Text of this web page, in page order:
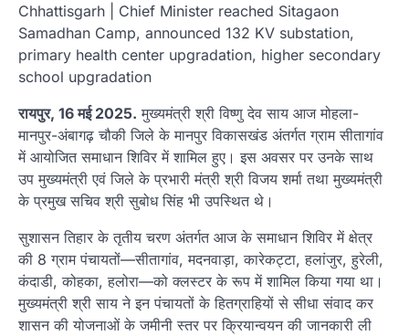
Chhattisgarh | Chief Minister reached Sitagaon
Samadhan Camp, announced 132 KV substation,
primary health center upgradation, higher secondary
school upgradation
रायपुर, 16 मई 2025. मुख्यमंत्री श्री विष्णु देव साय आज मोहला-
मानपुर-अंबागढ़ चौकी जिले के मानपुर विकासखंड अंतर्गत ग्राम सीतागांव
में आयोजित समाधान शिविर में शामिल हुए। इस अवसर पर उनके साथ
उप मुख्यमंत्री एवं जिले के प्रभारी मंत्री श्री विजय शर्मा तथा मुख्यमंत्री
के प्रमुख सचिव श्री सुबोध सिंह भी उपस्थित थे।
सुशासन तिहार के तृतीय चरण अंतर्गत आज के समाधान शिविर में क्षेत्र
की 8 ग्राम पंचायतों—सीतागांव, मदनवाड़ा, कारेकट्टा, हलांजुर, हुरेली,
कंदाडी, कोहका, हलोरा—को क्लस्टर के रूप में शामिल किया गया था।
मुख्यमंत्री श्री साय ने इन पंचायतों के हितग्राहियों से सीधा संवाद कर
शासन की योजनाओं के जमीनी स्तर पर क्रियान्वयन की जानकारी ली